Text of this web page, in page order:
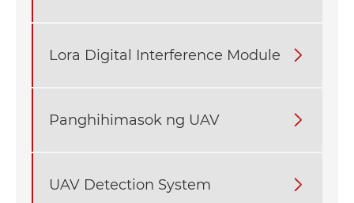
Lora Digital Interference Module 
Panghihimasok ng UAV 
UAV Detection System 